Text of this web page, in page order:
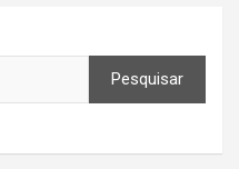
Pesquisar